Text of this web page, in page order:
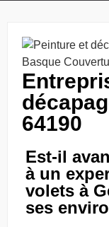
64190
Est-il
à un
volets à
ses